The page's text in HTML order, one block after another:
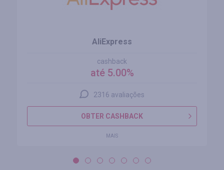
AliExpress
cashback
até 5.00%
2316 avaliações
OBTER CASHBACK
MAIS